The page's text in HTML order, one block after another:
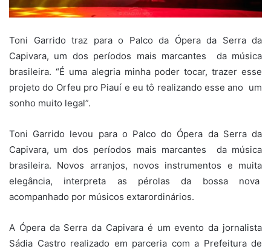
Toni Garrido traz para o Palco da Ópera da Serra da
Capivara, um dos períodos mais marcantes da música
brasileira. “É uma alegria minha poder tocar, trazer esse
projeto do Orfeu pro Piauí e eu tô realizando esse ano um
sonho muito legal”.
Toni Garrido levou para o Palco do Ópera da Serra da
Capivara, um dos períodos mais marcantes da música
brasileira. Novos arranjos, novos instrumentos e muita
elegância, interpreta as pérolas da bossa nova
acompanhado por músicos extarordinários.
A Ópera da Serra da Capivara é um evento da jornalista
Sádia Castro realizado em parceria com a Prefeitura de